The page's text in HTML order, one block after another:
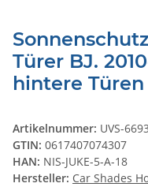
Türer BJ.
hintere Türen
Artikelnummer: UVS-6693
GTIN: 0617407074307
HAN: NIS-JUKE-5-A-18
Hersteller: Car Shades